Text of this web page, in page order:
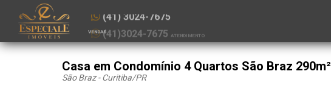
(41) 3024-7675
VENDAS
Casa em Condomínio 4 Quartos São Braz 290m²
São Braz - Curitiba/PR